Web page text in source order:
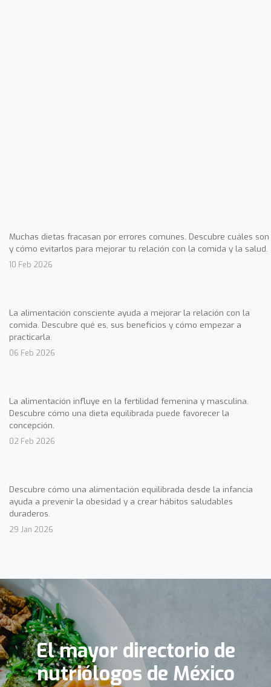
Muchas dietas fracasan por errores comunes. Descubre cuáles son
y cómo evitarlos para mejorar tu relación con la comida y la salud.
10 Feb 2026
La alimentación consciente ayuda a mejorar la relación con la
comida. Descubre qué es, sus beneficios y cómo empezar a
practicarla.
06 Feb 2026
La alimentación influye en la fertilidad femenina y masculina.
Descubre cómo una dieta equilibrada puede favorecer la
concepción.
02 Feb 2026
Descubre cómo una alimentación equilibrada desde la infancia
ayuda a prevenir la obesidad y a crear hábitos saludables
duraderos.
29 Jan 2026
El mayor directorio de
nutriólogos de México